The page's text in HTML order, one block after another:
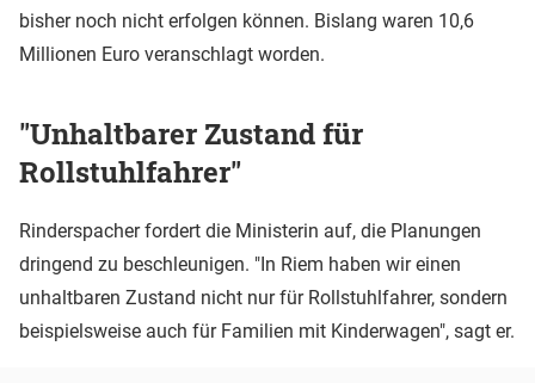
bisher noch nicht erfolgen können. Bislang waren 10,6
Millionen Euro veranschlagt worden.
"Unhaltbarer Zustand für
Rollstuhlfahrer"
Rinderspacher fordert die Ministerin auf, die Planungen
dringend zu beschleunigen. "In Riem haben wir einen
unhaltbaren Zustand nicht nur für Rollstuhlfahrer, sondern
beispielsweise auch für Familien mit Kinderwagen", sagt er.